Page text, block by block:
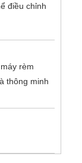
điều chỉnh
rèm
thông minh